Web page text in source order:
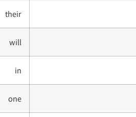
their
will
in
one